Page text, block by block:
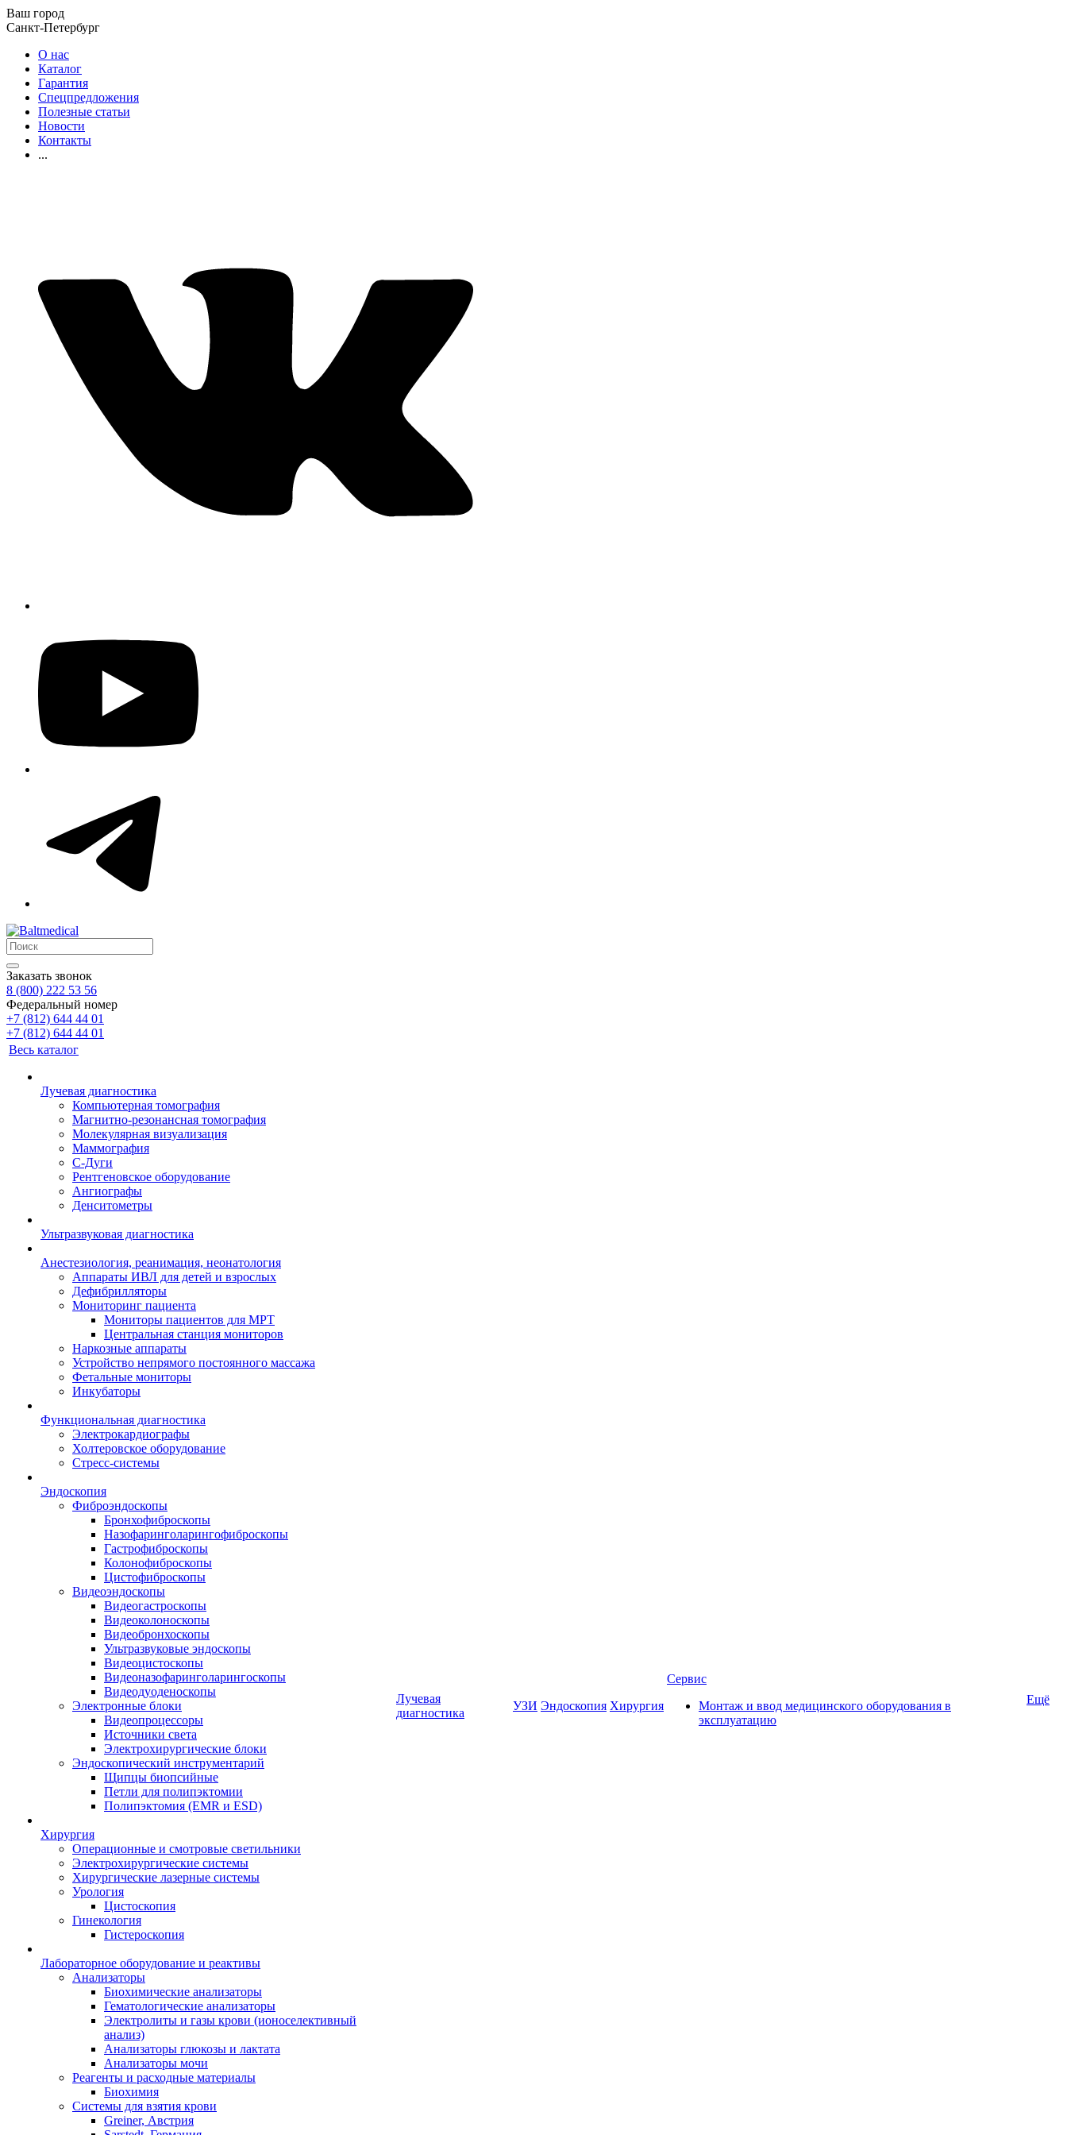
Ваш город
Санкт-Петербург
О нас
Каталог
Гарантия
Спецпредложения
Полезные статьи
Новости
Контакты
...
Заказать звонок
8 (800) 222 53 56
Федеральный номер
+7 (812) 644 44 01
+7 (812) 644 44 01
Весь каталог
Лучевая диагностика
Компьютерная томография
Магнитно-резонансная томография
Молекулярная визуализация
Маммография
С-Дуги
Рентгеновское оборудование
Ангиографы
Денситометры
Ультразвуковая диагностика
Анестезиология, реанимация, неонатология
Аппараты ИВЛ для детей и взрослых
Дефибрилляторы
Мониторинг пациента
Мониторы пациентов для МРТ
Центральная станция мониторов
Наркозные аппараты
Устройство непрямого постоянного массажа
Фетальные мониторы
Инкубаторы
Функциональная диагностика
Электрокардиографы
Холтеровское оборудование
Стресс-системы
Эндоскопия
Фиброэндоскопы
Бронхофиброскопы
Назофаринголарингофиброскопы
Гастрофиброскопы
Колонофиброскопы
Цистофиброскопы
Видеоэндоскопы
Видеогастроскопы
Видеоколоноскопы
Видеобронхоскопы
Ультразвуковые эндоскопы
Видеоцистоскопы
Видеоназофаринголарингоскопы
Видеодуоденоскопы
Электронные блоки
Видеопроцессоры
Источники света
Электрохирургические блоки
Эндоскопический инструментарий
Щипцы биопсийные
Петли для полипэктомии
Полипэктомия (EMR и ESD)
Хирургия
Операционные и смотровые светильники
Электрохирургические системы
Хирургические лазерные системы
Урология
Цистоскопия
Гинекология
Гистероскопия
Лабораторное оборудование и реактивы
Анализаторы
Биохимические анализаторы
Гематологические анализаторы
Электролиты и газы крови (ионоселективный
анализ)
Анализаторы глюкозы и лактата
Анализаторы мочи
Реагенты и расходные материалы
Биохимия
Системы для взятия крови
Greiner, Австрия
Лучевая
диагностика
УЗИ Эндоскопия Хирургия
Сервис
Монтаж и ввод медицинского оборудования в
эксплуатацию
Ещё